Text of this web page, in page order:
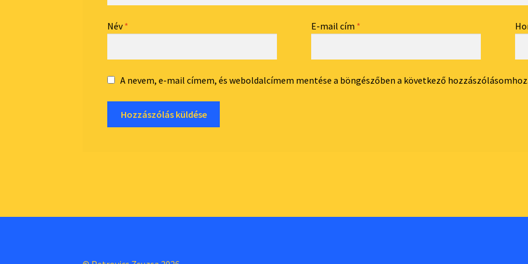
Név* E-mail cím *
A nevem, e-mail címem, és weboldalcímem mentése a böngészőben a következő hozzászólásomhoz.